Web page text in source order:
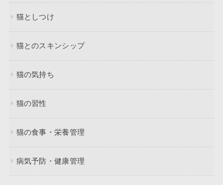
猫としつけ
猫とのスキンシップ
猫の気持ち
猫の習性
猫の食事・栄養管理
病気予防・健康管理